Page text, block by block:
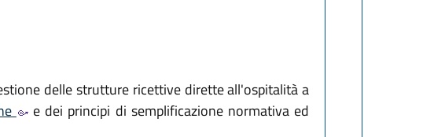
delle strutture ricettive dirette all'ospitalità a
e dei principi di semplificazione normativa ed